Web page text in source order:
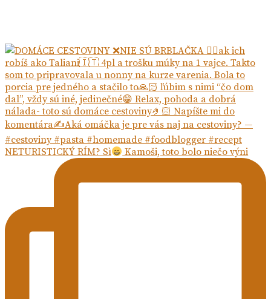
NETURISTICKÝ RÍM? Sì Kamoši, toto bolo niečo výni